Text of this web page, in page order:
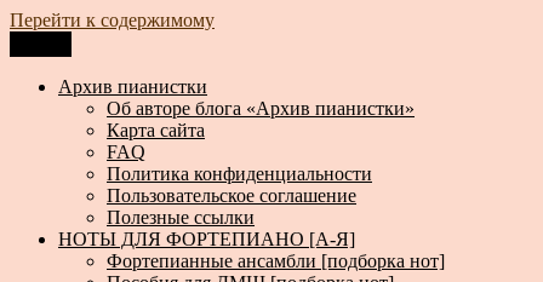
Перейти к содержимому
Архив пианистки
Всё для пианистов: ноты, книги, музыка, статьи…
Архив пианистки
Об авторе блога «Архив пианистки»
Карта сайта
FAQ
Политика конфиденциальности
Пользовательское соглашение
Полезные ссылки
НОТЫ ДЛЯ ФОРТЕПИАНО [А-Я]
Фортепианные ансамбли [подборка нот]